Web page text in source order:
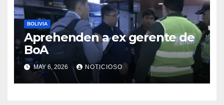
BOLIVIA
Aprehenden a ex gerente de
BoA
MAY 6, 2026 NOTICIOSO